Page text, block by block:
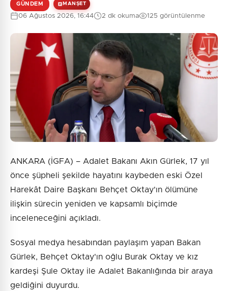
GÜNDEM MANŞET
06 Ağustos 2026, 16:44 2 dk okuma 125 görüntülenme
ANKARA (İGFA) – Adalet Bakanı Akın Gürlek, 17 yıl
önce şüpheli şekilde hayatını kaybeden eski Özel
Harekât Daire Başkanı Behçet Oktay'ın ölümüne
ilişkin sürecin yeniden ve kapsamlı biçimde
inceleneceğini açıkladı.
Sosyal medya hesabından paylaşım yapan Bakan
Gürlek, Behçet Oktay'ın oğlu Burak Oktay ve kız
kardeşi Şule Oktay ile Adalet Bakanlığında bir araya
geldiğini duyurdu.